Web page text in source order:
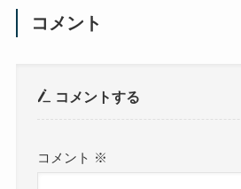
コメント
コメントする
コメント ※